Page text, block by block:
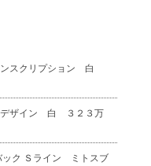
ンスクリプション 白
デザイン 白 ３２３万
ック Ｓライン ミトスブ